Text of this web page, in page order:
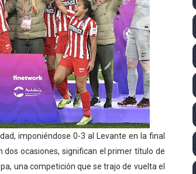
Italia) - Rumanía, Alemania y Gran
- Estados Unidos invencibles, ya
Jason Hotch como nuevo TNA
delegación italiana arrasa con 4 oros y 4
su primer título individual en
Utah Talons son bicampeonas de la AUSL
imponiéndose 0-3 al Levante en la final
dos ocasiones, significan el primer título de
una competición que se trajo de vuelta el